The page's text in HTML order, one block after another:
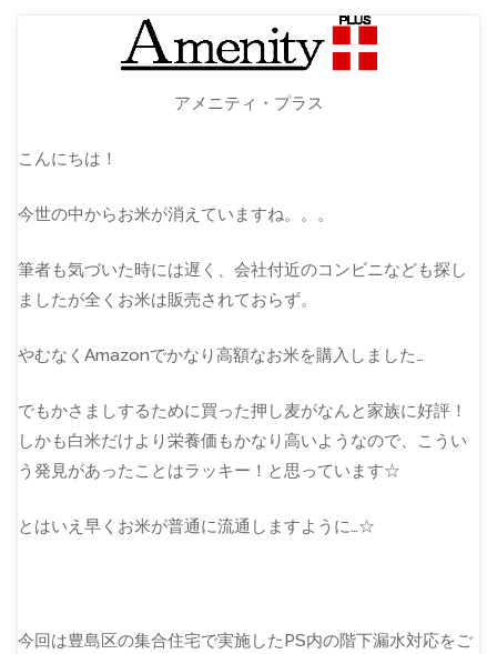
アメニティ・プラス
こんにちは！
今世の中からお米が消えていますね。。。
筆者も気づいた時には遅く、会社付近のコンビニなども探し
ましたが全くお米は販売されておらず。
やむなくAmazonでかなり高額なお米を購入しました…
でもかさましするために買った押し麦がなんと家族に好評！
しかも白米だけより栄養価もかなり高いようなので、こうい
う発見があったことはラッキー！と思っています☆
とはいえ早くお米が普通に流通しますように…☆
今回は豊島区の集合住宅で実施したPS内の階下漏水対応をご